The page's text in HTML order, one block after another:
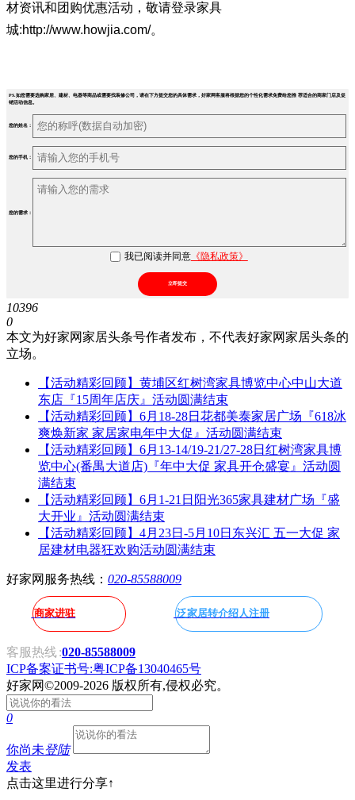
材资讯和团购优惠活动，敬请登录家具
城:http://www.howjia.com/。
PS.如您需要选购家居、建材、电器等商品或需要找装修公司，请在下方提交您的具体需求，好家网客服将根据您的个性化需求免费给您推 荐适合的商家门店及促
销活动信息。
您的姓名：
您的手机：
您的需求：
我已阅读并同意《隐私政策》
立即提交
10396
0
本文为好家网家居头条号作者发布，不代表好家网家居头条的
立场。
【活动精彩回顾】黄埔区红树湾家具博览中心中山大道
东店『15周年店庆』活动圆满结束
【活动精彩回顾】6月18-28日花都美泰家居广场『618冰
爽焕新家 家居家电年中大促』活动圆满结束
【活动精彩回顾】6月13-14/19-21/27-28日红树湾家具博
览中心(番禺大道店)『年中大促 家具开仓盛宴』活动圆
满结束
【活动精彩回顾】6月1-21日阳光365家具建材广场『盛
大开业』活动圆满结束
【活动精彩回顾】4月23日-5月10日东兴汇 五一大促 家
居建材电器狂欢购活动圆满结束
好家网服务热线： 020-85588009
商家进驻 泛家居转介绍人注册
客服热线 :020-85588009
ICP备案证书号:粤ICP备13040465号
好家网©2009-2026 版权所有,侵权必究。
0
你尚未登陆
发表
点击这里进行分享↑